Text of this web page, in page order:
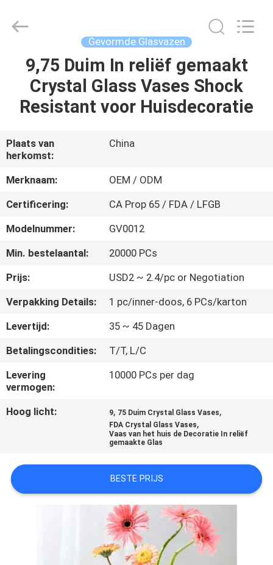
HUIS
PRODUCTEN
VIDEOS
ONGEVEER
ONS
KWALITEITSCONTROLE
CONTACTEER
BLOGGEN
SITEMAP
POLICY
PRODUCTS
Reserved.
Gevormde Glasvazen
9,75 Duim In reliëf gemaakt
Crystal Glass Vases Shock
Resistant voor Huisdecoratie
Plaats van
herkomst:
China
Merknaam:
OEM / ODM
Certificering:
CA Prop 65 / FDA / LFGB
Modelnummer:
GV0012
Min. bestelaantal:
20000 PCs
Prijs:
USD2 ~ 2.4/pc or Negotiation
Verpakking Details:
1 pc/inner-doos, 6 PCs/karton
Levertijd:
35 ~ 45 Dagen
Betalingscondities:
T/T, L/C
Levering
vermogen:
10000 PCs per dag
Hoog licht: 9, 75 Duim Crystal Glass Vases,
FDA Crystal Glass Vases,
Vaas van het huis de Decoratie In reliëf
gemaakte Glas
BESTE PRIJS